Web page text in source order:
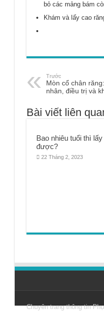
bỏ các mảng bám
Khám và lấy cao
Trước
Mòn cổ chân
nhân, điều trị và
Bài viết liên
Bao nhiêu tuổi thì
được?
22 Tháng 2, 2023
Chuyên trang thông tin